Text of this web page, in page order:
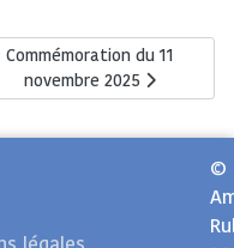
aux résistants
Article suivant :
Commémoration du 11
novembre 2025
©